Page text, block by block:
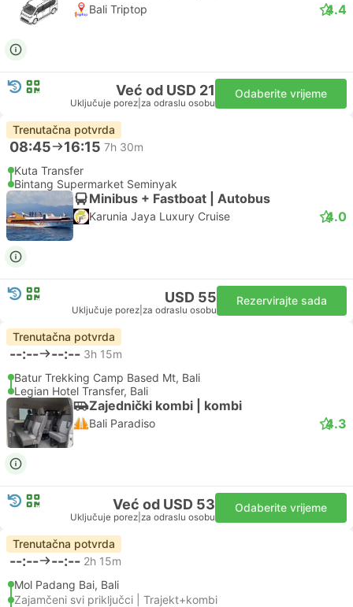
Bali Triptop 4.4
Već od USD 21
Uključuje porez za odraslu osobu
Odaberite vrijeme
Trenutačna potvrda
08:45 16:15 7h 30m
Kuta Transfer
Bintang Supermarket Seminyak
Minibus + Fastboat | Autobus
Karunia Jaya Luxury Cruise 4.0
USD 55
Uključuje porez za odraslu osobu
Rezervirajte sada
Trenutačna potvrda
--:-- --:-- 3h 15m
Batur Trekking Camp Based Mt, Bali
Legian Hotel Transfer, Bali
Zajednički kombi | kombi
Bali Paradiso 4.3
Već od USD 53
Uključuje porez za odraslu osobu
Odaberite vrijeme
Trenutačna potvrda
--:-- --:-- 2h 15m
Mol Padang Bai, Bali
Zajamčeni svi priključci | Trajekt+kombi